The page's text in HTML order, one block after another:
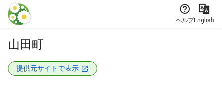
本文に飛ぶ
ヘルプEnglish
山田町
提供元サイトで表示